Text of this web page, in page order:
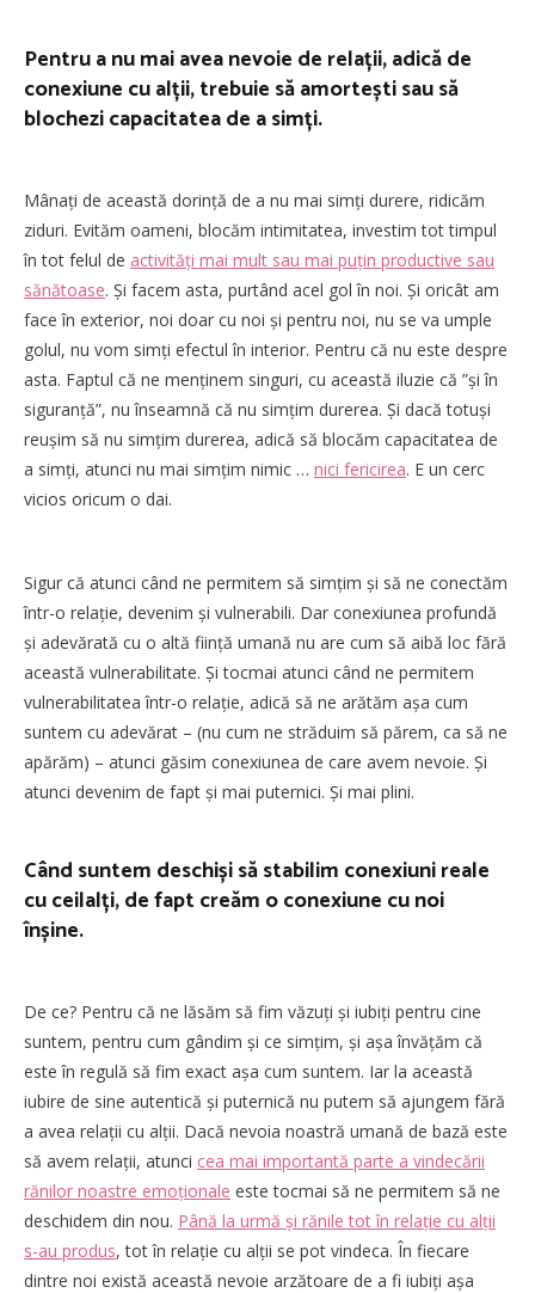
Pentru a nu mai avea nevoie de relații, adică de
conexiune cu alții, trebuie să amortești sau să
blochezi capacitatea de a simți.
Mânați de această dorință de a nu mai simți durere, ridicăm
ziduri. Evităm oameni, blocăm intimitatea, investim tot timpul
în tot felul de activități mai mult sau mai puțin productive sau
sănătoase. Și facem asta, purtând acel gol în noi. Și oricât am
face în exterior, noi doar cu noi și pentru noi, nu se va umple
golul, nu vom simți efectul în interior. Pentru că nu este despre
asta. Faptul că ne menținem singuri, cu această iluzie că ”și în
siguranță”, nu înseamnă că nu simțim durerea. Și dacă totuși
reușim să nu simțim durerea, adică să blocăm capacitatea de
a simți, atunci nu mai simțim nimic … nici fericirea. E un cerc
vicios oricum o dai.
Sigur că atunci când ne permitem să simțim și să ne conectăm
într-o relație, devenim și vulnerabili. Dar conexiunea profundă
și adevărată cu o altă ființă umană nu are cum să aibă loc fără
această vulnerabilitate. Și tocmai atunci când ne permitem
vulnerabilitatea într-o relație, adică să ne arătăm așa cum
suntem cu adevărat – (nu cum ne străduim să părem, ca să ne
apărăm) – atunci găsim conexiunea de care avem nevoie. Și
atunci devenim de fapt și mai puternici. Și mai plini.
Când suntem deschiși să stabilim conexiuni reale
cu ceilalți, de fapt creăm o conexiune cu noi
înșine.
De ce? Pentru că ne lăsăm să fim văzuți și iubiți pentru cine
suntem, pentru cum gândim și ce simțim, și așa învățăm că
este în regulă să fim exact așa cum suntem. Iar la această
iubire de sine autentică și puternică nu putem să ajungem fără
a avea relații cu alții. Dacă nevoia noastră umană de bază este
să avem relații, atunci cea mai importantă parte a vindecării
rănilor noastre emoționale este tocmai să ne permitem să ne
deschidem din nou. Până la urmă și rănile tot în relație cu alții
s-au produs, tot în relație cu alții se pot vindeca. În fiecare
dintre noi există această nevoie arzătoare de a fi iubiți așa